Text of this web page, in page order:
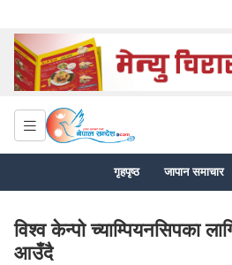
गृहपृष्ठ जापान समाचार
विश्व केन्पो च्याम्पियनसिपका
आउँदै